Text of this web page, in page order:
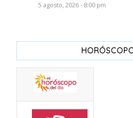
5 agosto, 2026 - 8:00 pm